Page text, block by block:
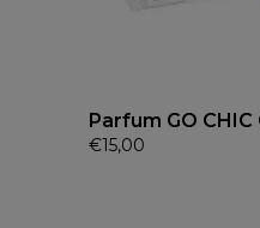
Parfum GO
€15,00